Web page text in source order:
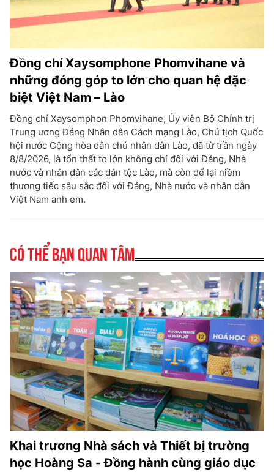
Đồng chí Xaysomphone Phomvihane và
những đóng góp to lớn cho quan hệ đặc
biệt Việt Nam – Lào
Đồng chí Xaysomphon Phomvihane, Ủy viên Bộ Chính trị
Trung ương Đảng Nhân dân Cách mạng Lào, Chủ tịch Quốc
hội nước Cộng hòa dân chủ nhân dân Lào, đã từ trần ngày
8/8/2026, là tổn thất to lớn không chỉ đối với Đảng, Nhà
nước và nhân dân các dân tộc Lào, mà còn để lại niềm
thương tiếc sâu sắc đối với Đảng, Nhà nước và nhân dân
Việt Nam anh em.
Có thể bạn quan tâm
Khai trương Nhà sách và Thiết bị trường
học Hoàng Sa - Đồng hành cùng giáo dục